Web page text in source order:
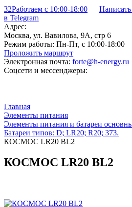
32Работаем с 10:00-18:00
в Telegram
Адрес:
Москва, ул. Вавилова, 9А, стр 6
Режим работы: Пн-Пт, с 10:00-18:00
Проложить маршрут
Электронная почта: forte@h-energy.ru
Соцсети и мессенджеры:
Главная
Элементы питания
Элементы питания и батареи
Батареи типов: D; LR20; R20; 373.
КОСМОС LR20 BL2
КОСМОС LR20 BL2